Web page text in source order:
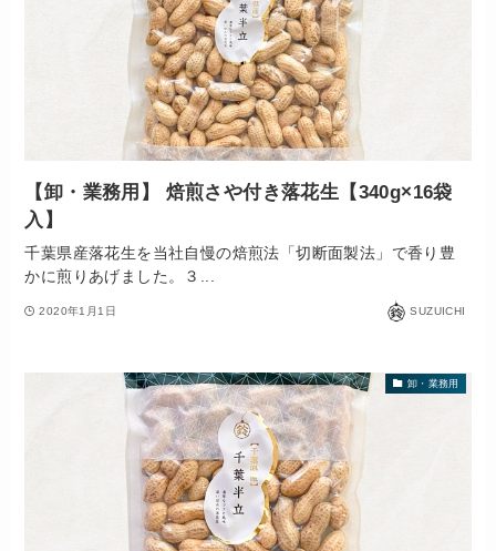
【卸・業務用】 焙煎さや付き落花生【340g×16袋
入】
千葉県産落花生を当社自慢の焙煎法「切断面製法」で香り豊
かに煎りあげました。３...
2020年1月1日 SUZUICHI
卸・業務用